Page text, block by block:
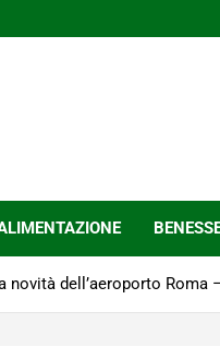
novità dell’aeroporto Roma